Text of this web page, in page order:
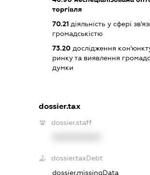
торгівля
70.21діяльність у сфері
громадськістю
73.20дослідження
ринку та виявлення
думки
dossier.tax
dossier.staff
dossier.taxDebt
dossier.missingData